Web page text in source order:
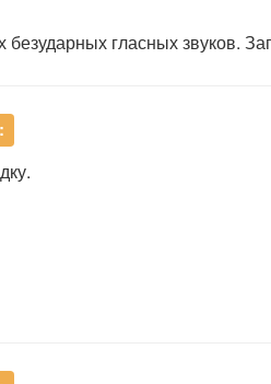
гласных звуков.